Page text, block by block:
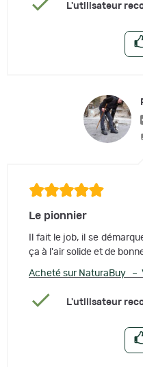
L'utilisateur
Le pionnier
Il fait le job, il se
ça à l'air solide et de
Acheté sur NaturaBuy –
L'utilisateur